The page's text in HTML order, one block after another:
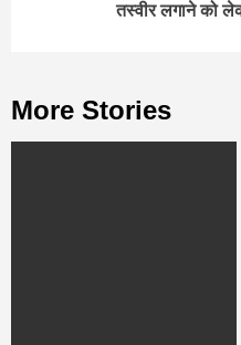
तस्वीर लगाने को
More Stories